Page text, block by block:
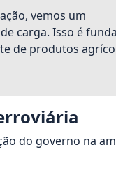
vemos um
carga. Isso é
de produtos
do governo na